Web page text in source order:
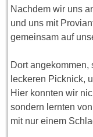
Nachdem wir uns
und uns mit
gemeinsam auf
Dort angekommen,
leckeren Picknick,
Hier konnten wir
sondern lernten
mit nur einem